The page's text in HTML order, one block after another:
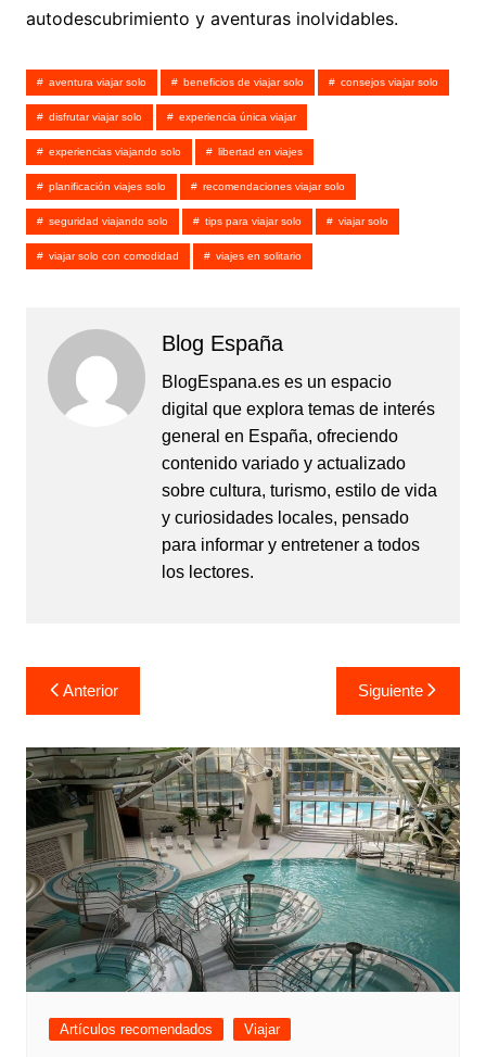
autodescubrimiento y aventuras inolvidables.
aventura viajar solo beneficios de viajar solo consejos viajar solo
disfrutar viajar solo experiencia única viajar
experiencias viajando solo libertad en viajes
planificación viajes solo recomendaciones viajar solo
seguridad viajando solo tips para viajar solo viajar solo
viajar solo con comodidad viajes en solitario
Blog España
BlogEspana.es es un espacio
digital que explora temas de interés
general en España, ofreciendo
contenido variado y actualizado
sobre cultura, turismo, estilo de vida
y curiosidades locales, pensado
para informar y entretener a todos
los lectores.
Navegación
de
entradas
Anterior Siguiente
Artículos recomendados Viajar